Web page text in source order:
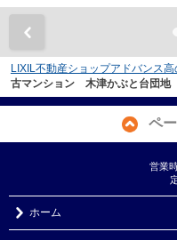
LIXIL不動産ショップアドバンス高
古マンション 木津かぶと台団地
ペ
営業
ホーム